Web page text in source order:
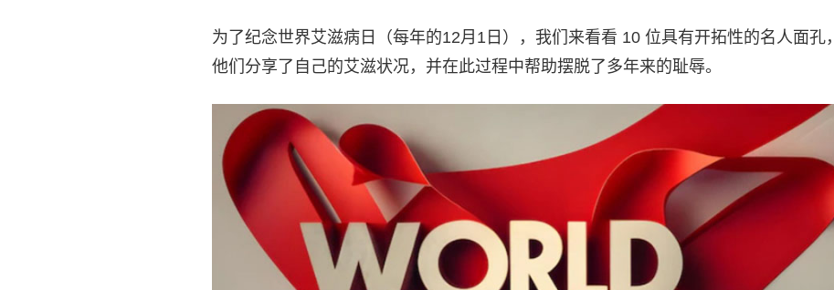
为了纪念世界艾滋病日（每年的12月1日），我们来看看 10 位具有开拓性的名人面孔，
他们分享了自己的艾滋状况，并在此过程中帮助摆脱了多年来的耻辱。